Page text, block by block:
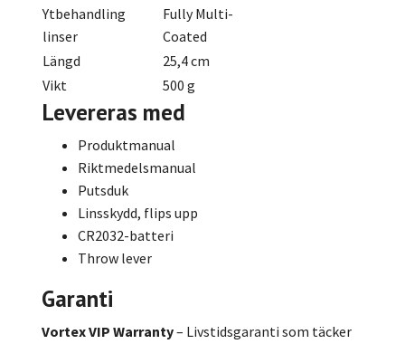
Ytbehandling
linser
Fully Multi-
Coated
Längd
25,4 cm
Vikt
500 g
Levereras med
Produktmanual
Riktmedelsmanual
Putsduk
Linsskydd, flips upp
CR2032-batteri
Throw lever
Garanti
Vortex VIP Warranty– Livstidsgaranti som täcker